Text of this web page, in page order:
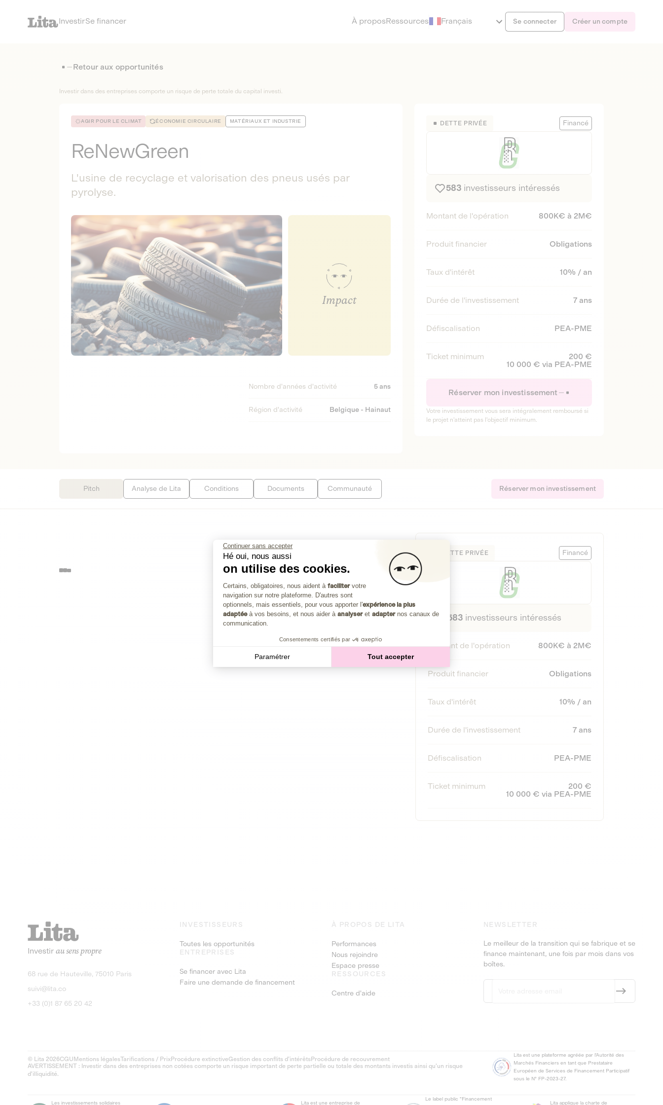
InvestirSe financer À proposRessources Français Se connecter Créer un compte
Retour aux opportunités
Investir dans des entreprises comporte un risque de perte totale du capital investi.
AGIR POUR LE CLIMAT ÉCONOMIE CIRCULAIRE MATÉRIAUX ET INDUSTRIE
ReNewGreen
L'usine de recyclage et valorisation des pneus usés par
pyrolyse.
Impact
Nombre d'années d'activité 5 ans
Région d'activité Belgique - Hainaut
DETTE PRIVÉE Financé
583 investisseurs intéressés
Montant de l'opération 800K€ à 2M€
Produit financier Obligations
Taux d'intérêt 10% / an
Durée de l'investissement 7 ans
Défiscalisation PEA-PME
Ticket minimum
200 €
10 000 € via PEA-PME
Réserver mon investissement
Votre investissement vous sera intégralement remboursé si
le projet n'atteint pas l'objectif minimum.
Pitch Analyse de Lita Conditions Documents Communauté Réserver mon investissement
DETTE PRIVÉE Financé
583 investisseurs intéressés
Montant de l'opération 800K€ à 2M€
Produit financier Obligations
Taux d'intérêt 10% / an
Durée de l'investissement 7 ans
Défiscalisation PEA-PME
Ticket minimum
200 €
10 000 € via PEA-PME
Investir au sens propre
68 rue de Hauteville, 75010 Paris
suivi@lita.co
+33 (0)1 87 65 20 42
INVESTISSEURS
Toutes les opportunités
ENTREPRISES
Se financer avec Lita
Faire une demande de financement
À PROPOS DE LITA
Performances
Nous rejoindre
Espace presse
RESSOURCES
Centre d'aide
NEWSLETTER
Le meilleur de la transition qui se fabrique et se
finance maintenant, une fois par mois dans vos
boîtes.
© Lita 2026CGU Mentions légalesTarifications / PrixProcédure extinctiveGestion des conflits d’intérêtsProcédure de recouvrement
AVERTISSEMENT : Investir dans des entreprises non cotées comporte un risque important de perte partielle ou totale des montants investis ainsi qu'un risque
d'illiquidité.
Lita est une plateforme agréée par l'Autorité des
Marchés Financiers en tant que Prestataire
Européen de Services de Financement Participatif
sous le N° FP-2023-27.
Les investissements solidaires Lita est une entreprise de
Le label public "Financement
Lita applique la charte de
Continuer sans accepter
Hé oui, nous aussi
on utilise des cookies.
Plateforme de Gestion du Consentement : Personnalisez vos Options
Certains, obligatoires, nous aident à facilitervotre
navigation sur notre plateforme. D'autres sont
optionnels, mais essentiels, pour vous apporter l'expérience la plus
adaptéeà vos besoins, et nous aider à analyseret adapternos canaux de
communication.
Consentements certifiés par
Paramétrer Tout accepter
Axeptio consent